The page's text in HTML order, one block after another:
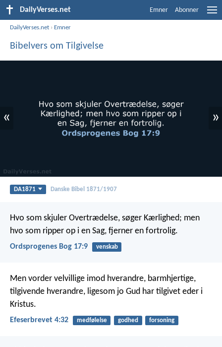
DailyVerses.net Emner Abonner
DailyVerses.net › Emner
Bibelvers om Tilgivelse
« »
DA1871 Danske Bibel 1871/1907
Hvo som skjuler Overtrædelse, søger Kærlighed; men
hvo som ripper op i en Sag, fjerner en fortrolig.
Ordsprogenes Bog 17:9 venskab
Men vorder velvillige imod hverandre, barmhjertige,
tilgivende hverandre, ligesom jo Gud har tilgivet eder i
Kristus.
Efeserbrevet 4:32 medfølelse godhed forsoning